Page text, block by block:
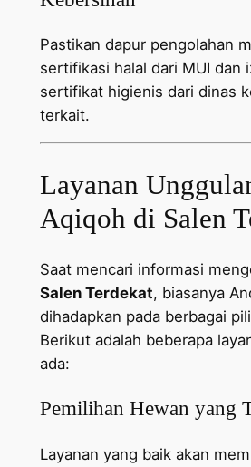
Pastikan dapur pengolahan
sertifikasi halal dari MUI dan
sertifikat higienis dari dinas
terkait.
Layanan
Aqiqoh di Salen
Saat mencari informasi
Salen Terdekat, biasanya
dihadapkan pada berbagai
Berikut adalah beberapa
ada:
Pemilihan Hewan yang
Layanan yang baik akan